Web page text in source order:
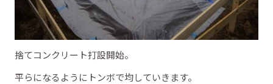
捨てコンクリート打設開始。
平らになるようにトンボで均していきます。